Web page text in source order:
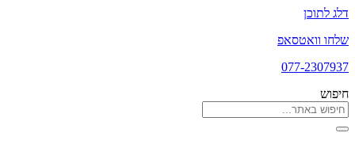
דלג לתוכן
שלחו וואטסאפ
077-2307937
חיפוש